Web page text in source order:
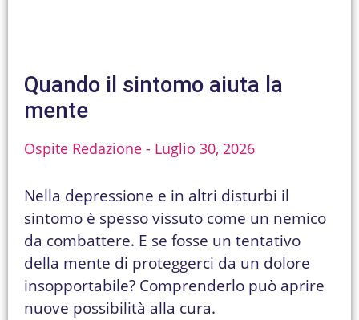
Quando il sintomo aiuta la
mente
Ospite Redazione Luglio 30, 2026
Nella depressione e in altri disturbi il
sintomo è spesso vissuto come un nemico
da combattere. E se fosse un tentativo
della mente di proteggerci da un dolore
insopportabile? Comprenderlo può aprire
nuove possibilità alla cura.